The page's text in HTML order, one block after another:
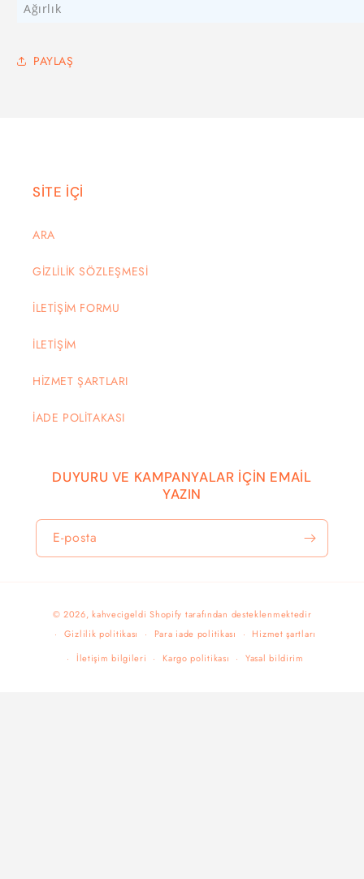
Ağırlık
PAYLAŞ
SİTE İÇİ
ARA
GİZLİLİK SÖZLEŞMESİ
İLETİŞİM FORMU
İLETİŞİM
HİZMET ŞARTLARI
İADE POLİTAKASI
DUYURU VE KAMPANYALAR İÇİN EMAİL
YAZIN
E-posta
yöntemleri
© 2026,kahvecigeldi Shopify tarafından desteklenmektedir
Gizlilik politikası
Para iade politikası
Hizmet şartları
İletişim bilgileri
Kargo politikası Yasal bildirim